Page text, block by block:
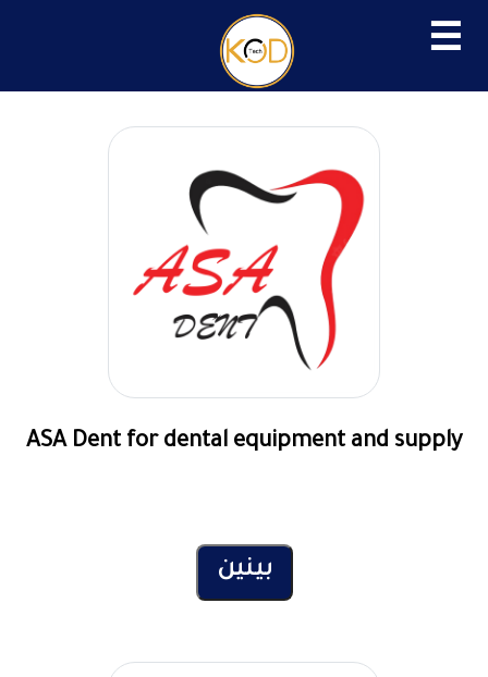
☰
ASA Dent for dental equipment and supply